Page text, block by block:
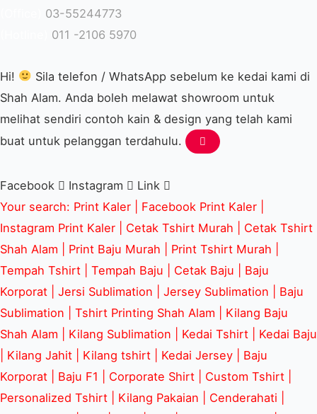
03-55244773
011 -2106 5970
Hi!
Sila telefon / WhatsApp sebelum ke kedai kami di
Shah Alam. Anda boleh melawat showroom untuk
melihat sendiri contoh kain & design yang telah kami
buat untuk pelanggan terdahulu.
Facebook Instagram
Link
Your search: Print Kaler | Facebook Print Kaler
Instagram Print Kaler | Cetak Tshirt Murah | Cetak Tshirt
Shah Alam | Print Baju Murah | Print Tshirt Murah |
Tempah Tshirt | Tempah Baju | Cetak Baju | Baju
Korporat | Jersi Sublimation | Jersey Sublimation | Baju
Sublimation | Tshirt Printing Shah Alam | Kilang Baju
Shah Alam | Kilang Sublimation | Kedai Tshirt | Kedai Baju
| Kilang Jahit | Kilang tshirt | Kedai Jersey | Baju
Korporat | Baju F1 | Corporate Shirt | Custom Tshirt |
Personalized Tshirt | Kilang Pakaian | Cenderahati |